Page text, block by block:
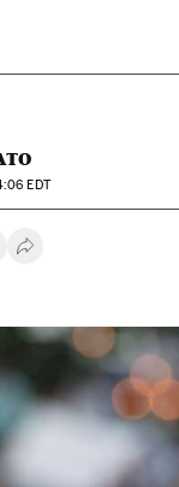
EDT
Whatsapp
en Facebook
en Twitter
Desplegar Redes